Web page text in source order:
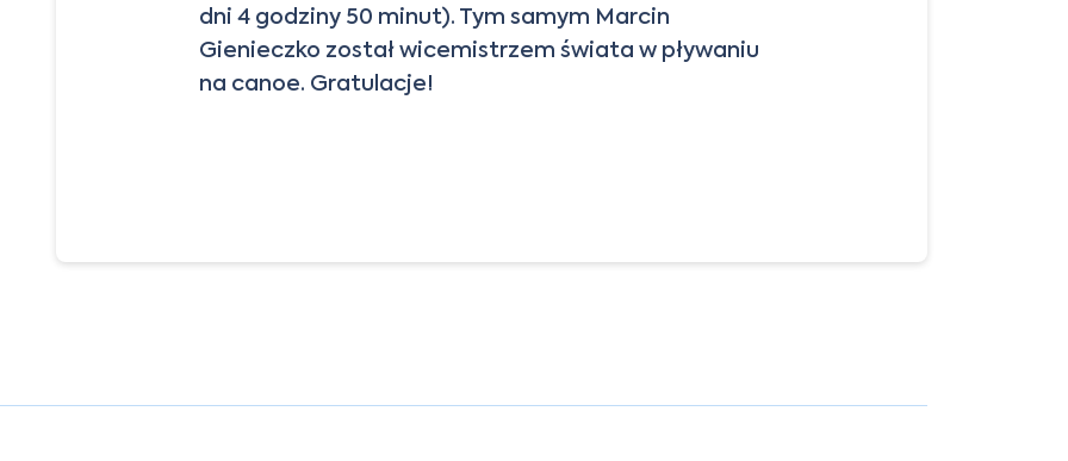
dni 4 godziny 50 minut). Tym samym Marcin
Gienieczko został wicemistrzem świata w pływaniu
na canoe. Gratulacje!